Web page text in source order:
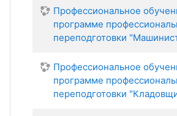
Профессиональное
программе
переподготовки
Профессиональное
программе
переподготовки